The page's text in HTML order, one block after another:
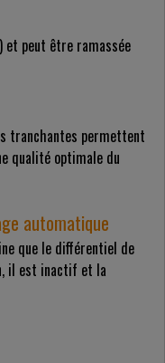
et peut être ramassée
tranchantes permettent
qualité optimale du
automatique
que le différentiel de
il est inactif et la